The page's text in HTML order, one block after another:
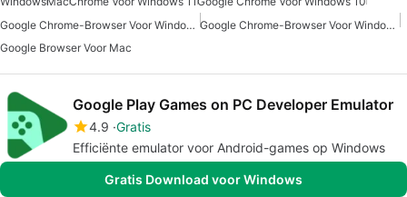
Google Chrome-Browser Voor Windows 7
Google Chrome-Browser Voor Windows 10
Google Browser Voor Mac
Google Play Games on PC Developer Emulator
4.9 Gratis
Efficiënte emulator voor Android-games op Windows
Gratis Download voor Windows